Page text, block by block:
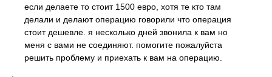
если делаете то стоит 1500 евро, хотя те кто там
делали и делают операцию говорили что операция
стоит дешевле. я несколько дней звонила к вам но
меня с вами не соединяют. помогите пожалуйста
решить проблему и приехать к вам на операцию.